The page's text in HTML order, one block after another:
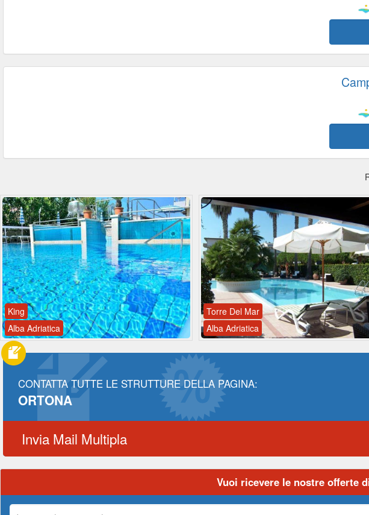
King
Alba Adriatica
Torre Del Mar
Alba Adriatica
CONTATTA TUTTE LE STRUTTURE DELLA PAGINA:
ORTONA
Invia Mail Multipla
Vuoi ricevere le nostre offerte
La